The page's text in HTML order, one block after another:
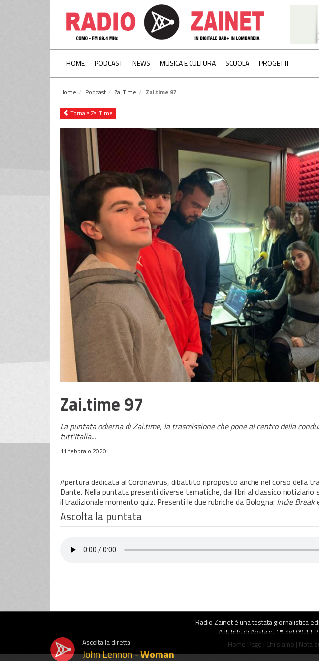
HOME PODCAST NEWS MUSICA E CULTURA SCUOLA PROGETTI
Home Podcast Zai.Time Zai.time 97
Torna a Zai.Time
Zai.time 97
La puntata odierna di Zai.time, la trasmissione che pone al centro della
tutt'Italia...
11 febbraio 2020
Apertura dedicata al Coronavirus, dibattito riproposto anche nel corso della
Dante. Nella puntata presenti diverse tematiche, dai libri al classico notiziario
il tradizionale momento quiz. Presenti le due rubriche da Bologna: Indie Break
Ascolta la puntata
Radio Zainet è una testata giornalistica
Aut. trib. di Aosta n. 15 del
Home Page | Chi siamo | Nota
Ascolta la diretta
John Lennon -Woman